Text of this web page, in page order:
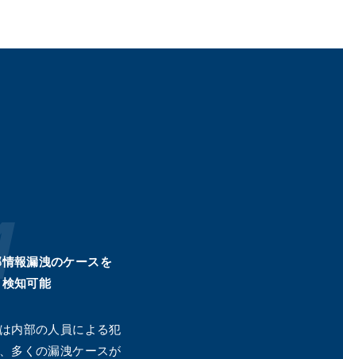
報漏洩のケースを
検知可能
内部の人員による犯
多くの漏洩ケースが